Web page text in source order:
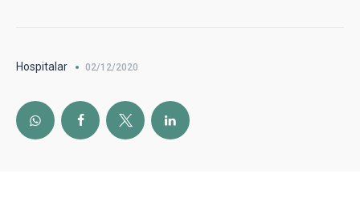
Hospitalar 02/12/2020